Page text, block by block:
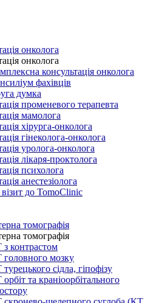
онколога
онколога
консультація онколога
фахівців
думка
променевого терапевта
мамолога
хірурга-онколога
гінеколога-онколога
уролога-онколога
лікаря-проктолога
психолога
анестезіолога
до TomoClinic
томографія
томографія
контрастом
мозку
сідла, гіпофізу
та краніоорбітального